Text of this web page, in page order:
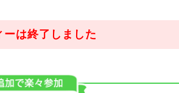
ーは終了しました